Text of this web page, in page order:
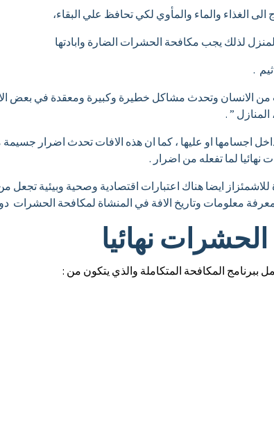
الى الغذاء والماء والمأوي لكي تحافظ علي البقاء،
لذلك يجب مكافحة الحشرات الضارة وابادتها
.
من الانسان وتحدث مشاكل خطيرة وكبيرة ومعقدة في بعض
” .
او عليها ، كما ان هذه الافات تحدث اضرار جسيمة
لما تفعله من اضرار .
ايضا هناك اعتبارات اقتصادية وصحية وبيئية
معرفة معلومات وتاريخ الافة في المنشاة لمكافحة
نهائيا
ببرنامج المكافحة المتكاملة والذي يتكون من :